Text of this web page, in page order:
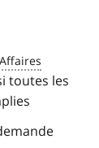
toutes les